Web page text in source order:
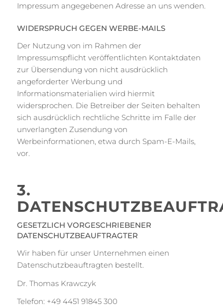
Impressum angegebenen Adresse an uns wenden.
WIDERSPRUCH GEGEN WERBE-MAILS
Der Nutzung von im Rahmen der
Impressumspflicht veröffentlichten Kontaktdaten
zur Übersendung von nicht ausdrücklich
angeforderter Werbung und
Informationsmaterialien wird hiermit
widersprochen. Die Betreiber der Seiten behalten
sich ausdrücklich rechtliche Schritte im Falle der
unverlangten Zusendung von
Werbeinformationen, etwa durch Spam-E-Mails,
vor.
3.
GESETZLICH VORGESCHRIEBENER
DATENSCHUTZBEAUFTRAGTER
Wir haben für unser Unternehmen einen
Datenschutzbeauftragten bestellt.
Dr. Thomas Krawczyk
Telefon: +49 4451 91845 300